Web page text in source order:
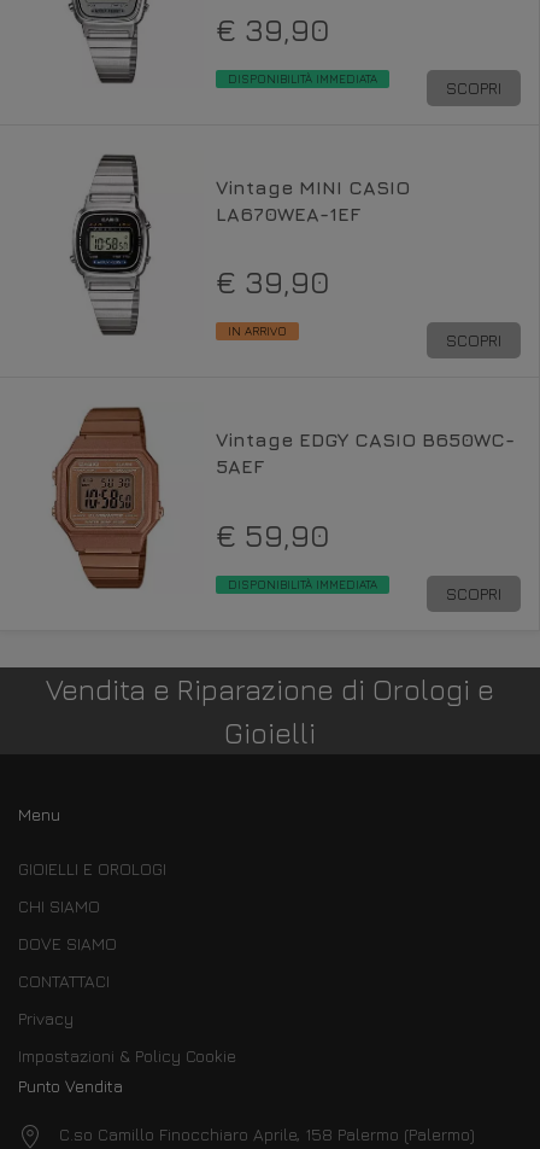
€ 39,90
DISPONIBILITÀ IMMEDIATA SCOPRI
Vintage MINI CASIO
LA670WEA-1EF
€ 39,90
IN ARRIVO SCOPRI
Vintage EDGY CASIO B650WC-
5AEF
€ 59,90
DISPONIBILITÀ IMMEDIATA SCOPRI
Vendita e Riparazione di Orologi e
Gioielli
Menu
GIOIELLI E OROLOGI
CHI SIAMO
DOVE SIAMO
CONTATTACI
Privacy
Impostazioni & Policy Cookie
Punto Vendita
C.so Camillo Finocchiaro Aprile, 158 Palermo (Palermo)